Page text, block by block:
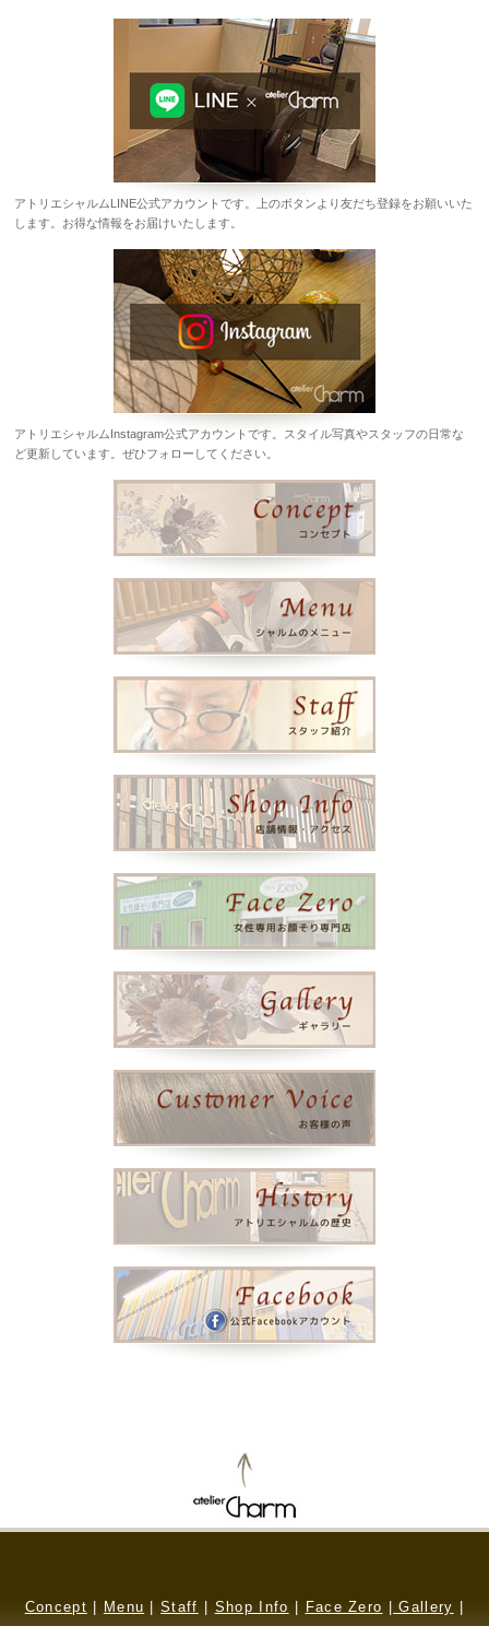
アトリエシャルムLINE公式アカウントです。上のボタンより友だち登録をお願いいた
します。お得な情報をお届けいたします。
アトリエシャルムInstagram公式アカウントです。スタイル写真やスタッフの日常な
ど更新しています。ぜひフォローしてください。
Concept Menu |Staff Shop Info Face Zero Gallery